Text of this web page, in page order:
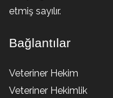
etmiş sayılır.
Bağlantılar
Veteriner Hekim
Veteriner Hekimlik